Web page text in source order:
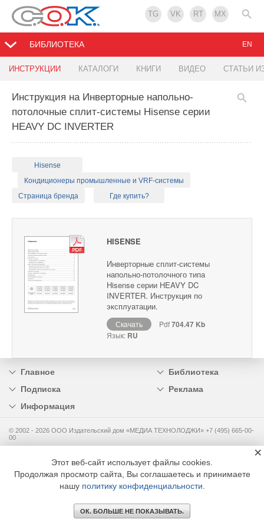
TG VK RT MX
БИБЛИОТЕКА
ИНСТРУКЦИИ КАТАЛОГИ КНИГИ ВИДЕО СТАТЬИ
EN
Инструкция на Инверторные напольно-
потолочные сплит-системы Hisense серии
HEAVY DC INVERTER
Hisense
Кондиционеры промышленные и VRF-системы
Страница бренда
Где купить?
HISENSE
Инверторные сплит-системы
напольно-потолочного типа
Hisense серии HEAVY DC
INVERTER. Инструкция по
эксплуатации.
Скачать Pdf704.47 Kb
Язык: RU
Главное
Библиотека
Подписка
Реклама
Информация
© 2002 - 2026 OOO Издательский дом «МЕДИА ТЕХНОЛОДЖИ» +7 (495) 665-00-
00
Этот веб-сайт использует файлы cookies.
Продолжая просмотр сайта, Вы соглашаетесь и принимаете
нашу политику конфиденциальности
ОК. БОЛЬШЕ НЕ ПОКАЗЫВАТЬ.
×